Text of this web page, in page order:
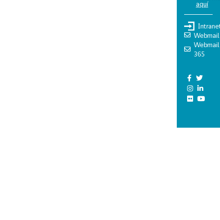
aquí
Webmail
Webmail
365